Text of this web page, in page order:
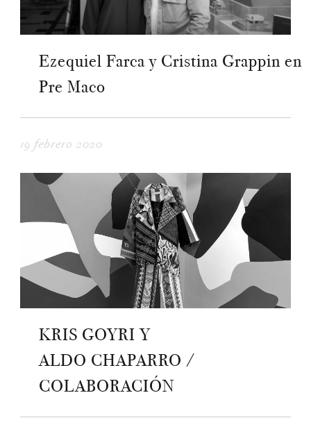
Ezequiel Farca y Cristina Grappin en
Pre Maco
19 febrero 2020
KRIS GOYRI Y
ALDO CHAPARRO /
COLABORACIÓN